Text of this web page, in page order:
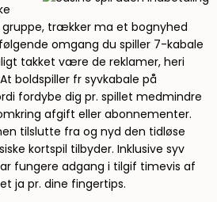
trækker ma et bognyhed
omgang du spiller 7-kabale
takket være de reklamer, heri
boldspiller fr syvkabale på
fordybe dig pr. spillet medmindre
afgift eller abonnementer.
tilslutte fra og nyd den tidløse
kortspil tilbyder. Inklusive syv
fungere adgang i tilgif timevis af
ja pr. dine fingertips.